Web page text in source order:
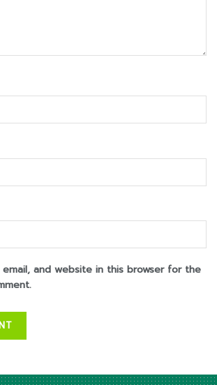
email, and website in this browser for the